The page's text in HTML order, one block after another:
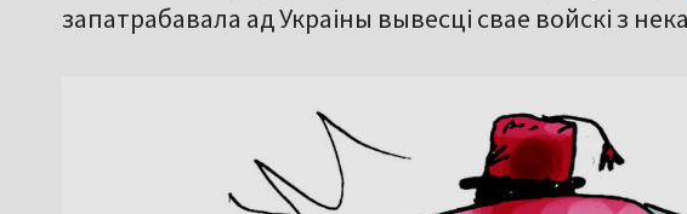
запатрабавала ад Украіны вывесці свае войскі з